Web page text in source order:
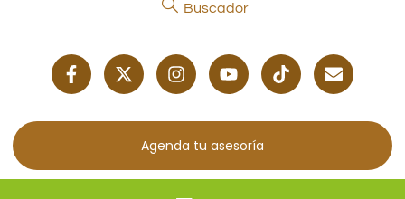
Buscador
Agenda tu asesoría